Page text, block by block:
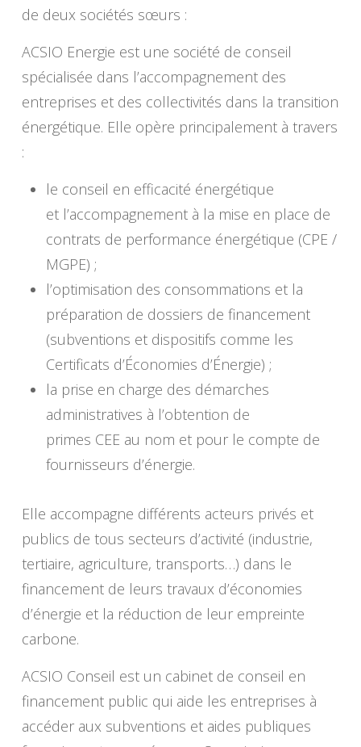
de deux sociétés sœurs :
ACSIO Energie est une société de conseil
spécialisée dans l’accompagnement des
entreprises et des collectivités dans la transition
énergétique. Elle opère principalement à travers
:
le conseil en efficacité énergétique
et l’accompagnement à la mise en place de
contrats de performance énergétique (CPE /
MGPE) ;
l’optimisation des consommations et la
préparation de dossiers de financement
(subventions et dispositifs comme les
Certificats d’Économies d’Énergie) ;
la prise en charge des démarches
administratives à l’obtention de
primes CEE au nom et pour le compte de
fournisseurs d’énergie.
Elle accompagne différents acteurs privés et
publics de tous secteurs d’activité (industrie,
tertiaire, agriculture, transports…) dans le
financement de leurs travaux d’économies
d’énergie et la réduction de leur empreinte
carbone.
ACSIO Conseil est un cabinet de conseil en
financement public qui aide les entreprises à
accéder aux subventions et aides publiques